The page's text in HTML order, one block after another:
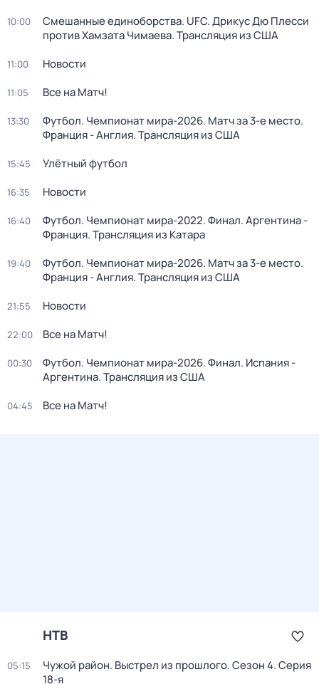
10:00
Смешанные единоборства. UFC. Дрикус Дю Плесси
против Хамзата Чимаева. Трансляция из США
11:00 Новости
11:05 Все на Матч!
13:30
Футбол. Чемпионат мира-2026. Матч за 3-е место.
Франция - Англия. Трансляция из США
15:45 Улётный футбол
16:35 Новости
16:40
Футбол. Чемпионат мира-2022. Финал. Аргентина -
Франция. Трансляция из Катара
19:40
Футбол. Чемпионат мира-2026. Матч за 3-е место.
Франция - Англия. Трансляция из США
21:55 Новости
22:00 Все на Матч!
00:30
Футбол. Чемпионат мира-2026. Финал. Испания -
Аргентина. Трансляция из США
04:45 Все на Матч!
НТВ
05:15 Чужой район. Выстрел из прошлого. Сезон 4. Серия
18-я